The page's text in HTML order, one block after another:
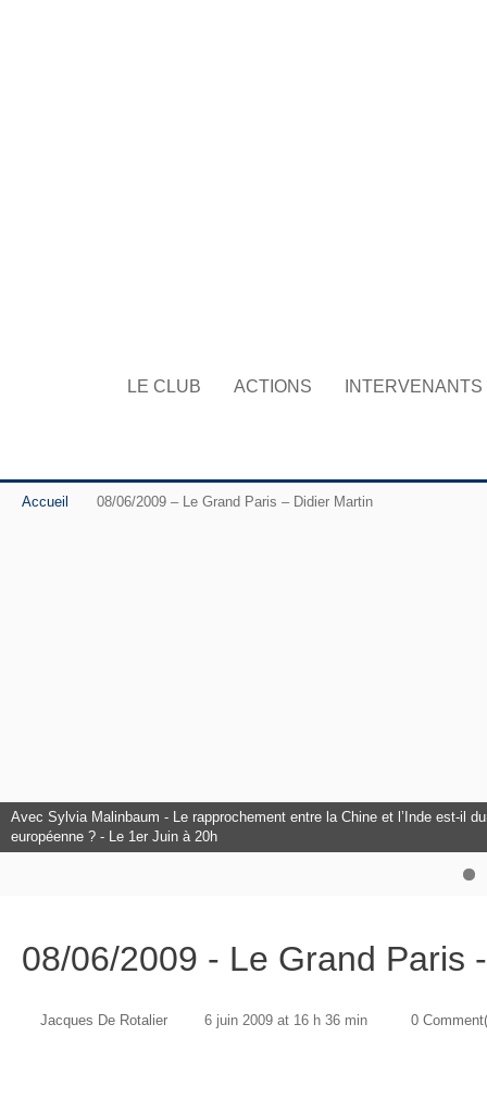
LE CLUB ACTIONS INTERVENANTS
Accueil 08/06/2009 – Le Grand Paris – Didier Martin
L'Europe à l'honneur au Club Citoyens.
Avec Sylvia Malinbaum - Le rapprochement entre la Chine et l’Inde est-il
européenne ? - Le 1er Juin à 20h
Avec François Bancilhon - L’intelligence Artificielle est-elle un danger
08/06/2009 - Le Grand Paris
Jacques De Rotalier 6 juin 2009 at 16 h 36 min 0